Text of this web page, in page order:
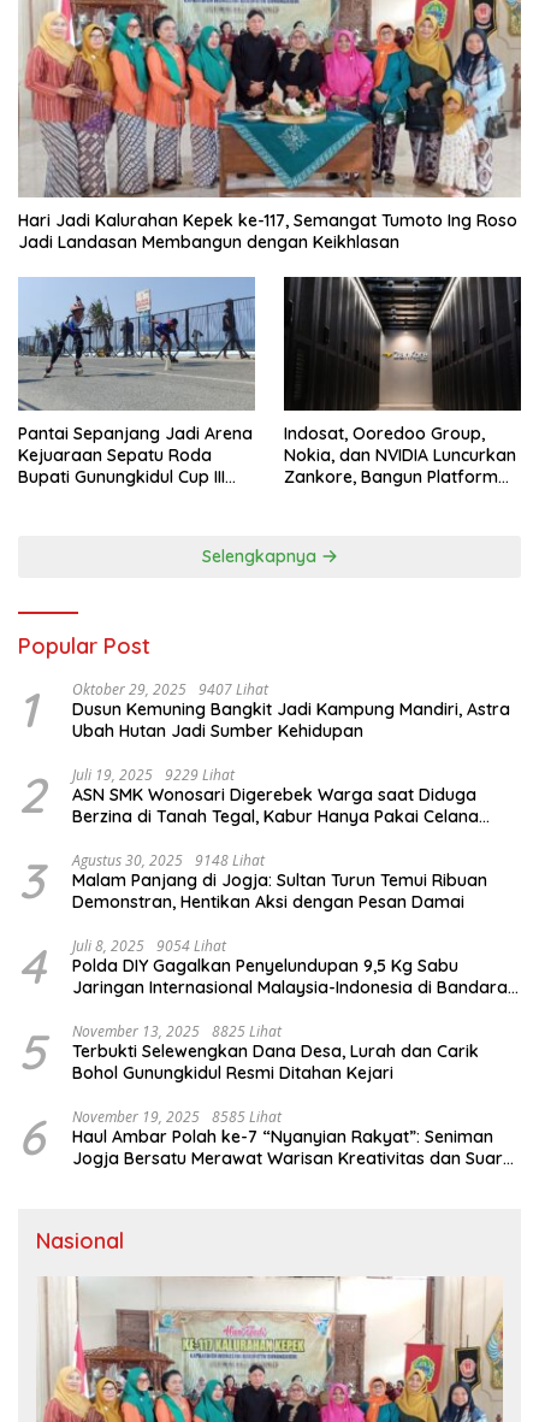
Hari Jadi Kalurahan Kepek ke-117, Semangat Tumoto Ing Roso
Jadi Landasan Membangun dengan Keikhlasan
Pantai Sepanjang Jadi Arena
Kejuaraan Sepatu Roda
Bupati Gunungkidul Cup III
Indosat, Ooredoo Group,
Nokia, dan NVIDIA Luncurkan
Zankore, Bangun Platform
Selengkapnya
Popular Post
1 Oktober 29, 2025 9407 Lihat
Dusun Kemuning Bangkit Jadi Kampung Mandiri, Astra
Ubah Hutan Jadi Sumber Kehidupan
2 Juli 19, 2025 9229 Lihat
ASN SMK Wonosari Digerebek Warga saat Diduga
Berzina di Tanah Tegal, Kabur Hanya Pakai Celana
3 Agustus 30, 2025 9148 Lihat
Malam Panjang di Jogja: Sultan Turun Temui Ribuan
Demonstran, Hentikan Aksi dengan Pesan Damai
4 Juli 8, 2025 9054 Lihat
Polda DIY Gagalkan Penyelundupan 9,5 Kg Sabu
Jaringan Internasional Malaysia-Indonesia di Bandara
5 November 13, 2025 8825 Lihat
Terbukti Selewengkan Dana Desa, Lurah dan Carik
Bohol Gunungkidul Resmi Ditahan Kejari
6 November 19, 2025 8585 Lihat
Haul Ambar Polah ke-7 “Nyanyian Rakyat”: Seniman
Jogja Bersatu Merawat Warisan Kreativitas dan Suara
Nasional